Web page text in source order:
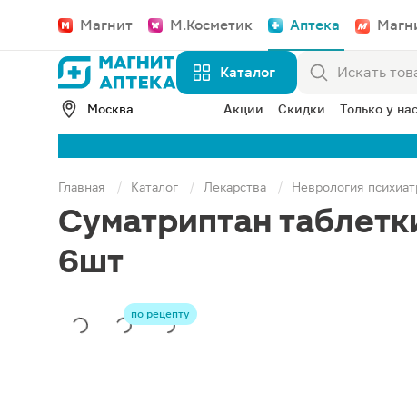
Магнит М.Косметик Аптека
Каталог
Москва Акции Скидки Только у нас
Главная Каталог Лекарства Неврология
Суматриптан
6шт
по рецепту